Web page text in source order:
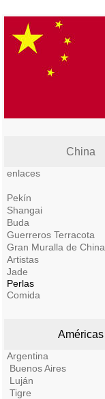
China
enlaces
Pekín
Shangai
Buda
Guerreros Terracota
Gran Muralla de China
Artistas
Jade
Perlas
Comida
Américas
Argentina
Buenos Aires
Luján
Tigre